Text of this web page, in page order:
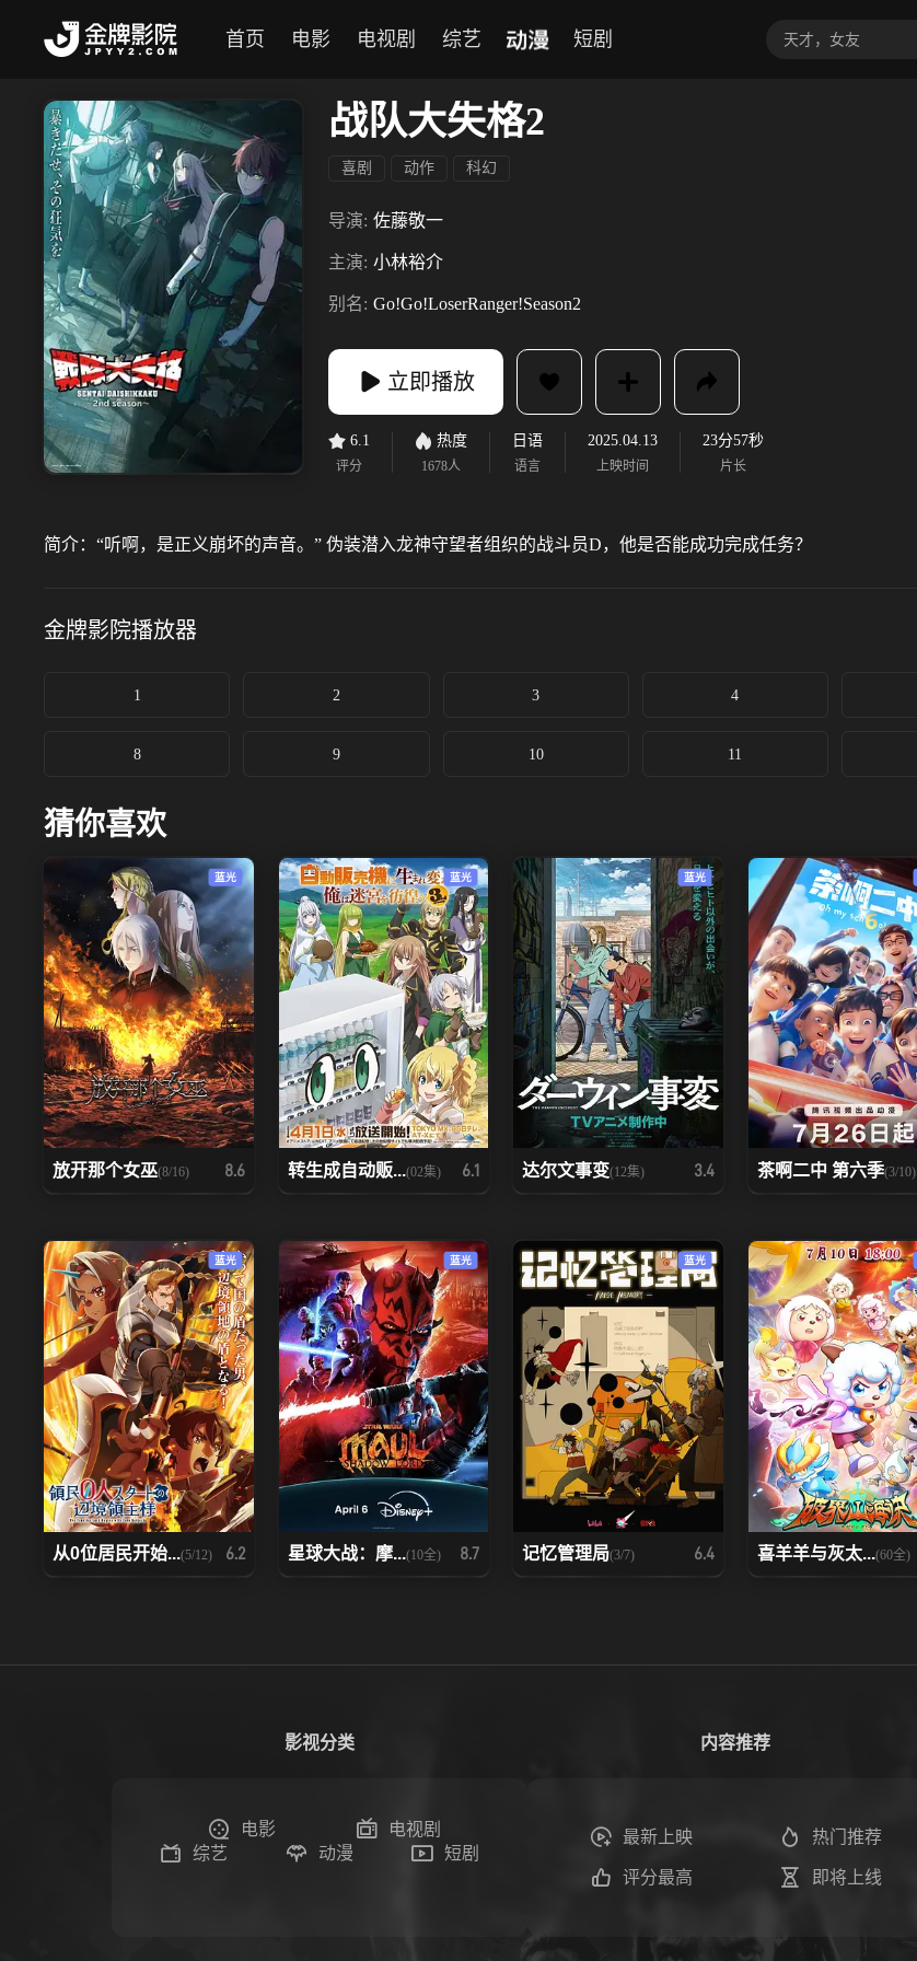
首页 电影 电视剧 综艺 动漫 短剧
战队大失格2
喜剧 动作 科幻
导演: 佐藤敬一
主演: 小林裕介
别名: Go!Go!LoserRanger!Season2
立即播放
6.1
评分
热度
1678人
日语
语言
2025.04.13
上映时间
23分57秒
片长
简介： “听啊，是正义崩坏的声音。” 伪装潜入龙神守望者组织的战斗员D，他是否能成功完成任务？
金牌影院播放器
1 2 3 4
8 9 10 11
猜你喜欢
蓝光
放开那个女巫(8/16) 8.6
蓝光
转生成自动贩...(02集) 6.1
蓝光
达尔文事变(12集) 3.4 茶啊二中 第六季(3/10)
蓝光
从0位居民开始...(5/12) 6.2
蓝光
星球大战：摩...(10全) 8.7
蓝光
记忆管理局(3/7) 6.4 喜羊羊与灰太...(60全)
影视分类
电影
电视剧
综艺
动漫 短剧
内容推荐
最新上映 热门推荐
评分最高 即将上线